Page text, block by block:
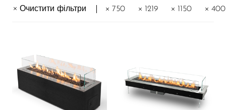
Очистити фільтри 750 1219 1150 400